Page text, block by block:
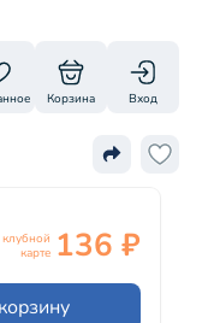
Корзина Вход
карте 136 ₽